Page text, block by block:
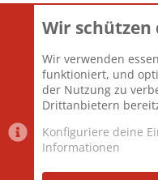
Themen
Mitglieder
Neuestes Mitglied
Wir
Wir verwenden
funktioniert, und
der Nutzung zu
Drittanbietern
Konfiguriere deine
Informationen